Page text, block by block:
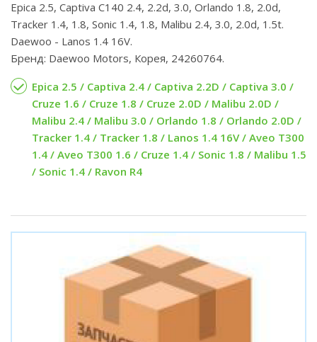
Epica 2.5, Captiva С140 2.4, 2.2d, 3.0, Orlando 1.8, 2.0d,
Tracker 1.4, 1.8, Sonic 1.4, 1.8, Malibu 2.4, 3.0, 2.0d, 1.5t.
Daewoo - Lanos 1.4 16V.
Бренд: Daewoo Motors, Корея, 24260764.
Epica 2.5 / Captiva 2.4 / Captiva 2.2D / Captiva 3.0 /
Cruze 1.6 / Cruze 1.8 / Cruze 2.0D / Malibu 2.0D /
Malibu 2.4 / Malibu 3.0 / Orlando 1.8 / Orlando 2.0D /
Tracker 1.4 / Tracker 1.8 / Lanos 1.4 16V / Aveo T300
1.4 / Aveo T300 1.6 / Cruze 1.4 / Sonic 1.8 / Malibu 1.5
/ Sonic 1.4 / Ravon R4